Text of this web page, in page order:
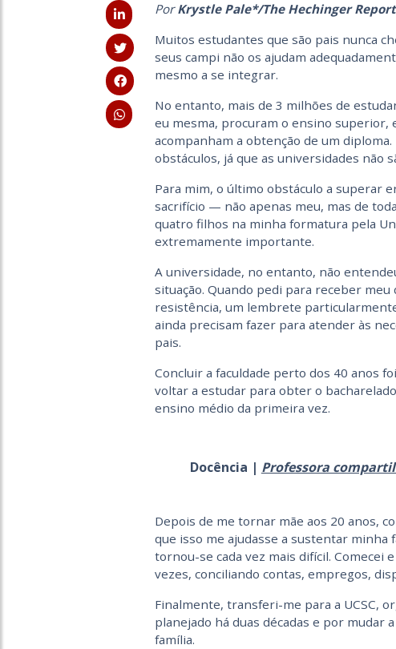
PorKrystle Pale*/The Hechinger Report
Muitos estudantes que são pais nunca
seus campi não os ajudam
mesmo a se integrar.
No entanto, mais de 3 milhões de
eu mesma, procuram o ensino superior,
acompanham a obtenção de um
obstáculos, já que as universidades não
Para mim, o último obstáculo a superar
sacrifício — não apenas meu, mas de
quatro filhos na minha formatura pela
extremamente importante.
A universidade, no entanto, não
situação. Quando pedi para receber
resistência, um lembrete
ainda precisam fazer para atender às
pais.
Concluir a faculdade perto dos 40 anos
voltar a estudar para obter o
ensino médio da primeira vez.
Docência | Professora
Depois de me tornar mãe aos 20 anos,
que isso me ajudasse a sustentar
tornou-se cada vez mais difícil. Comecei
vezes, conciliando contas, empregos,
Finalmente, transferi-me para a UCSC,
planejado há duas décadas e por mudar
família.